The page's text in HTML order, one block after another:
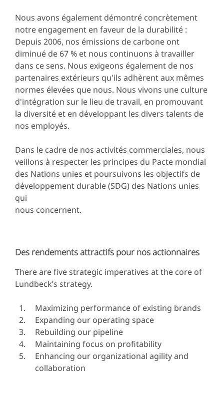
Nous avons également démontré concrètement
notre engagement en faveur de la durabilité :
Depuis 2006, nos émissions de carbone ont
diminué de 67 % et nous continuons à travailler
dans ce sens. Nous exigeons également de nos
partenaires extérieurs qu'ils adhèrent aux mêmes
normes élevées que nous. Nous vivons une culture
d'intégration sur le lieu de travail, en promouvant
la diversité et en développant les divers talents de
nos employés.
Dans le cadre de nos activités commerciales, nous
veillons à respecter les principes du Pacte mondial
des Nations unies et poursuivons les objectifs de
développement durable (SDG) des Nations unies
qui
nous concernent.
Des rendements attractifs pour nos actionnaires
There are five strategic imperatives at the core of
Lundbeck’s strategy.
Maximizing performance of existing brands
Expanding our operating space
Rebuilding our pipeline
Maintaining focus on profitability
Enhancing our organizational agility and
collaboration